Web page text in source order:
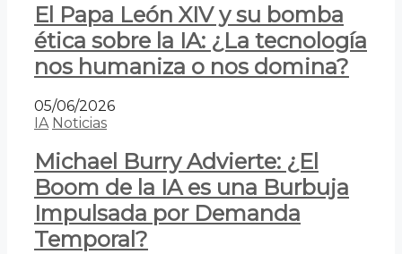
El Papa León XIV y su bomba
ética sobre la IA: ¿La tecnología
nos humaniza o nos domina?
05/06/2026
IA Noticias
Michael Burry Advierte: ¿El
Boom de la IA es una Burbuja
Impulsada por Demanda
Temporal?